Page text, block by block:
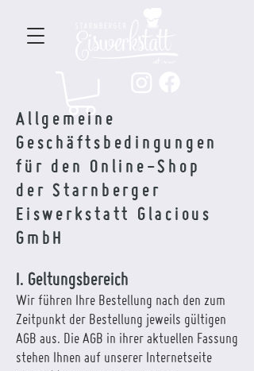
Allgemeine
Geschäftsbedingungen
für den Online-Shop
der Starnberger
Eiswerkstatt Glacious
GmbH
I. Geltungsbereich
Wir führen Ihre Bestellung nach den zum
Zeitpunkt der Bestellung jeweils gültigen
AGB aus. Die AGB in ihrer aktuellen Fassung
stehen Ihnen auf unserer Internetseite